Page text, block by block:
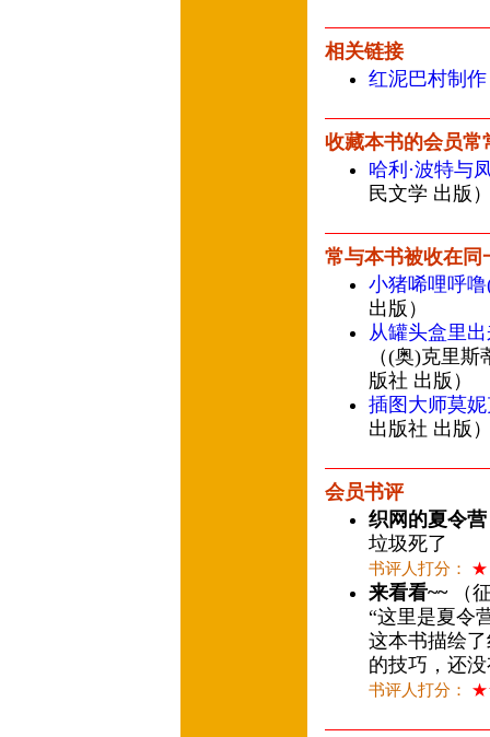
相关链接
红泥巴村制作
收藏本书的会员常
哈利·波特与
民文学 出版
常与本书被收在同
小猪唏哩呼
出版）
从罐头盒里
（(奥)克里
版社 出版）
插图大师莫
出版社 出版
会员书评
织网的夏令营
垃圾死了
书评人打分： ★
来看看~~（征
“这里是夏令
这本书描绘
的技巧，还
书评人打分：